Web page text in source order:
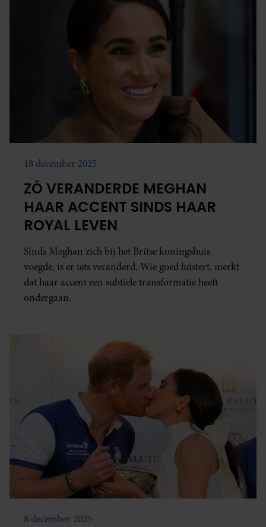
18 december 2025
ZÓ VERANDERDE MEGHAN
HAAR ACCENT SINDS HAAR
ROYAL LEVEN
Sinds Meghan zich bij het Britse koningshuis
voegde, is er iets veranderd. Wie goed luistert, merkt
dat haar accent een subtiele transformatie heeft
ondergaan.
8 december 2025